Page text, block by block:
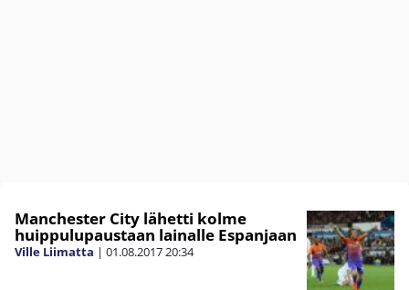
Manchester City lähetti kolme
huippulupaustaan lainalle Espanjaan
Ville Liimatta | 01.08.201720:34